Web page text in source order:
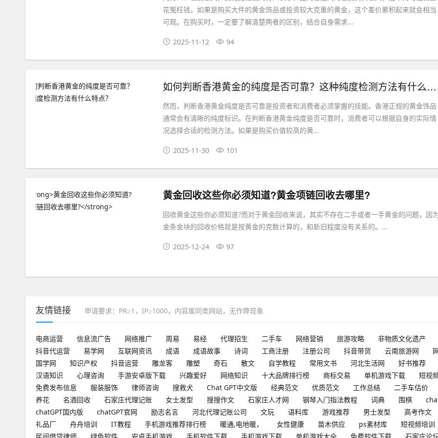
花冤枉钱。如果是购买大件的黄金饰品或投资较大克重的黄金，这个差价累积起来就会相当
可观。在购买时，一定要了解清楚两者的区别，结合自身需求...
2025-11-12 94
如何判断香港黄金的纯度是否可靠？这种纯度检测方法有什么特点？
然而，判断香港黄金纯度是否可靠是投资者和消费者必须掌握的技能。香港正规的黄金饰品
通常会有清晰的纯度标识。在判断香港黄金纯度是否可靠时，消费者可以根据自身的实际情
况选择合适的检测方法。如果是购买价值较高的黄...
2025-11-30 101
黄金回收这些你必须知道?黄金项链回收去哪里?
回收黄金这些你必须知道?而对于黄金回收来说，其实不存在二手或者一手黄金的问题，因
金条金块的回收价格就是按黄金的克数计算的，和新旧程度没有关系的。...
2025-12-24 97
友情链接 申请要求：PR≥1，IP≥1000，内容属同类网站，无作弊现象
电商运营 信息流广告 网络推广 周易 易经 代理招生 二手车 网络营销 旅游攻略
非物质文化遗产
抖音代运营
易学网 互联网资讯 成语 成语故事 诗词 工商注册 注册公司 抖音带货 云南旅游网
国学网
知识产权 抖音运营 雕龙客 雕塑 奇石 散文 自学教程 常用文书 河北生活网
好书推荐
汉语知识
心理咨询 手游安卓版下载 兴趣爱好 网络知识 十大品牌排行榜 商标交易 单机游戏下载
短视
免费发布信息
服装服饰 律师咨询 搜救犬 Chat GPT中文版 经典范文 优质范文 工作总结
二手车估价
养花
名酒回收 石家庄代理记账 女士发型 搜搜作文 石家庄人才网 钢琴入门指法教程 词典 围棋
chatGPT国内版
chatGPT官网 励志名言 河北代理记账公司 文玩 语料库 游戏推荐 男士发型
高考作文
礼品厂
舟舟培训 IT教程 手机游戏推荐排行榜 暖通,电地暖， 女性健康 苗木供应 ps素材库
短视频培训